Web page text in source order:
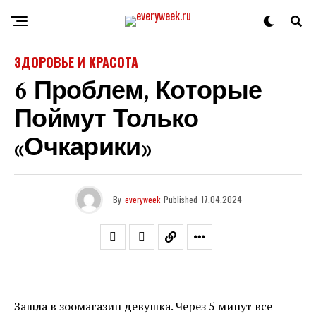
ЗДОРОВЬЕ И КРАСОТА
6 Проблем, Которые
Поймут Только
«очкарики»
By everyweek Published 17.04.2024
Зашла в зоомагазин девушка. Через 5 минут все